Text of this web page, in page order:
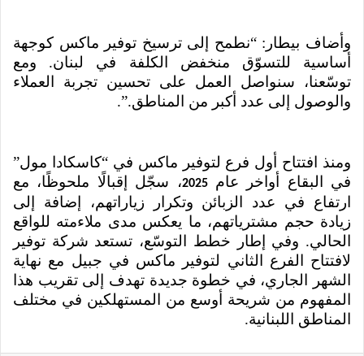
وأضاف بيطار: “نطمح إلى ترسيخ توفير ماكس كوجهة
أساسية للتسوّق منخفض الكلفة في لبنان. ومع
توسّعنا، سنواصل العمل على تحسين تجربة العملاء
والوصول إلى عدد أكبر من المناطق.”.
ومنذ افتتاح أول فرع لتوفير ماكس في “كاسكادا مول”
في البقاع أواخر عام2025، سجّل إقبالًا ملحوظًا، مع
ارتفاع في عدد الزبائن وتكرار زياراتهم، إضافة إلى
زيادة حجم مشترياتهم، ما يعكس مدى ملاءمته للواقع
الحالي. وفي إطار خطط التوسّع، تستعد شركة توفير
لافتتاح الفرع الثاني لتوفير ماكس في جبيل مع نهاية
الشهر الجاري، في خطوة جديدة تهدف إلى تقريب هذا
المفهوم من شريحة أوسع من المستهلكين في مختلف
المناطق اللبنانية.